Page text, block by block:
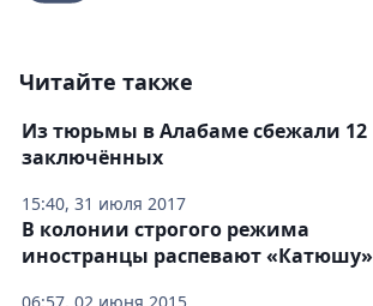
Читайте также
15:40, 31 июля 2017
Из тюрьмы в Алабаме сбежали 12
заключённых
В колонии строгого режима
иностранцы распевают «Катюшу»